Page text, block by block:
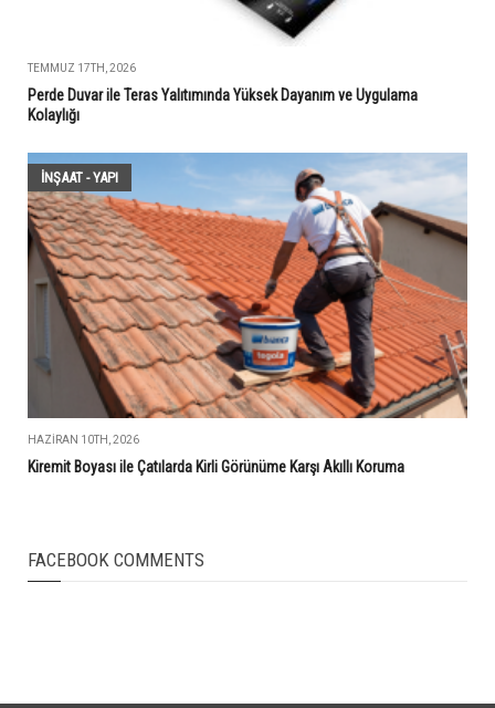
TEMMUZ 17TH, 2026
Perde Duvar ile Teras Yalıtımında Yüksek Dayanım ve Uygulama
Kolaylığı
İNŞAAT - YAPI
HAZIRAN 10TH, 2026
Kiremit Boyası ile Çatılarda Kirli Görünüme Karşı Akıllı Koruma
FACEBOOK COMMENTS